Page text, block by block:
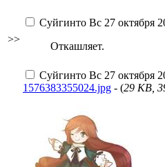
>>
Суйгинто Вс 27 октября
Откашляет.
Суйгинто Вс 27 октября
1576383355024.jpg - (29 KB,